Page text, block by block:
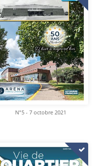
N°5 - 7 octobre 2021